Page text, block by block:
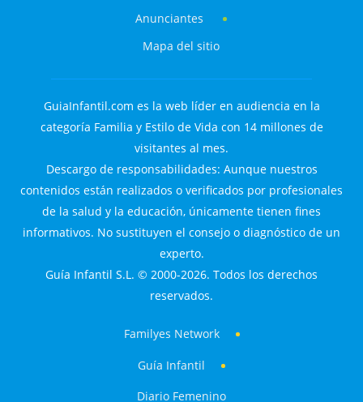
Anunciantes
Mapa del sitio
GuiaInfantil.com es la web líder en audiencia en la
categoría Familia y Estilo de Vida con 14 millones de
visitantes al mes.
Descargo de responsabilidades: Aunque nuestros
contenidos están realizados o verificados por profesionales
de la salud y la educación, únicamente tienen fines
informativos. No sustituyen el consejo o diagnóstico de un
experto.
Guía Infantil S.L. © 2000-2026. Todos los derechos
reservados.
Familyes Network
Guía Infantil
Diario Femenino